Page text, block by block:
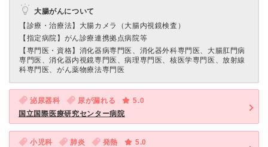
大腸がんについて
【診療・治療法】 大腸カメラ（大腸内視鏡検査）
【指定病院】 がん診療連携拠点病院等
【専門医・資格】 消化器病専門医、消化器外科専門医、大腸肛門病
専門医、消化器内視鏡専門医、病理専門医、核医学専門医、放射線
科専門医、がん薬物療法専門医
泌尿器科 尿が漏れる
5.0
国立国際医療研究センター病院
小児科 肺炎 発熱
5.0